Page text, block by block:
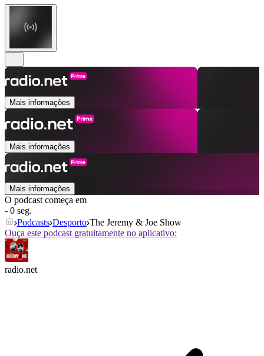
Mais informações
Mais informações
Mais informações
O podcast começa em
- 0 seg.
Podcasts Desporto The Jeremy & Joe Show
Ouça este podcast gratuitamente no aplicativo:
radio.net